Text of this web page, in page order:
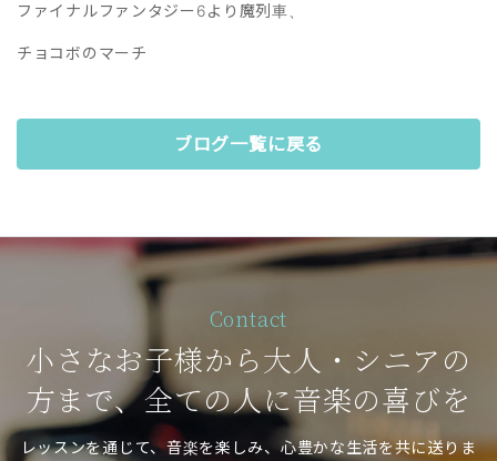
ファイナルファンタジー6より魔列車、
チョコボのマーチ
ブログ一覧に戻る
Contact
小さなお子様から大人・シニアの
方まで、全ての人に音楽の喜びを
レッスンを通じて、音楽を楽しみ、心豊かな生活を共に送りま